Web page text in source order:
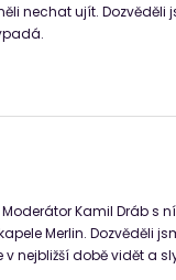
nechat ujít. Dozvěděli
Kamil Dráb s
Merlin. Dozvěděli
nejbližší době vidět a